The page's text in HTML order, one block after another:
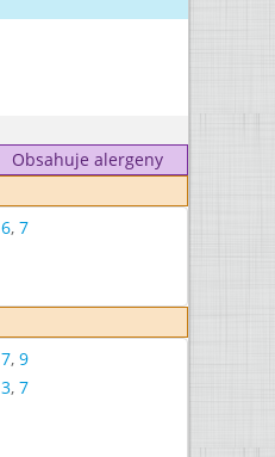
Obsahuje alergeny
6, 7
7, 9
3, 7